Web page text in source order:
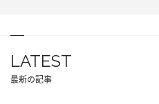
LATEST
最新の記事